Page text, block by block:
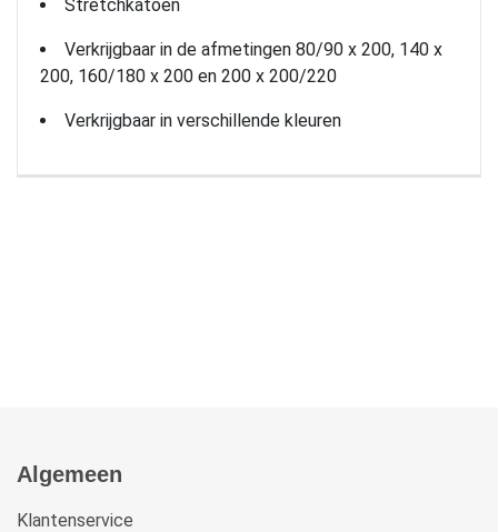
Stretchkatoen
Verkrijgbaar in de afmetingen 80/90 x 200, 140 x
200, 160/180 x 200 en 200 x 200/220
Verkrijgbaar in verschillende kleuren
Algemeen
Klantenservice